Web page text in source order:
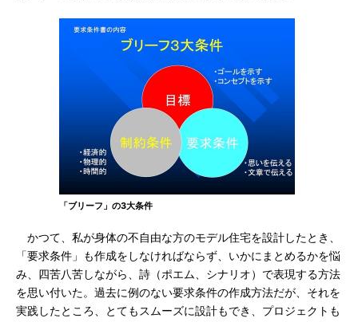
「ブリーフ」の3大条件
かつて、私が身体の不自由な方のモデル住宅を設計したとき、
「要求条件」も作成をしなければならず、いかにまとめるかを悩
み、四苦八苦しながら、詩（ポエム、シナリオ）で表現する方法
を思い付いた。過去に例のない要求条件の作成方法だが、それを
実践したところ、とてもスムーズに設計もでき、プロジェクトも